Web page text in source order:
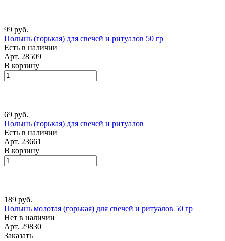
99 руб.
Полынь (горькая) для свечей и ритуалов 50 гр
Есть в наличии
Арт. 28509
В корзину
69 руб.
Полынь (горькая) для свечей и ритуалов
Есть в наличии
Арт. 23661
В корзину
189 руб.
Полынь молотая (горькая) для свечей и ритуалов 50 гр
Нет в наличии
Арт. 29830
Заказать